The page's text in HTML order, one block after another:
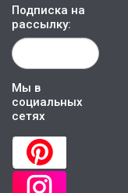
Подписка на
рассылку:
Мы в
социальных
сетях